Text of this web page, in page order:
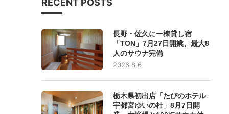
RECENT POSTS
長野・佐久に一棟貸し宿
「TON」7月27日開業、最大8
人のサウナ完備
2026.8.6
栃木県初出店「たびのホテル
宇都宮ゆいの杜」8月7日開